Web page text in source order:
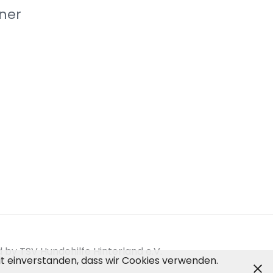
by TSV Hundehilfe Hinterland e.V.
dass wir Cookies verwenden.